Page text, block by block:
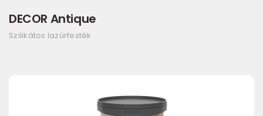
DECOR Antique
Szilikátos lazúrfesték